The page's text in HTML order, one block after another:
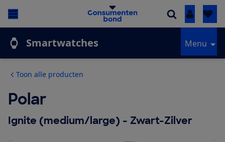
Inloggen
Smartwatches Menu
Toon alle producten
Polar
Ignite (medium/large) - Zwart-Zilver